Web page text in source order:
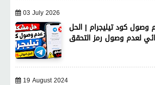
03 July 2026
كود تيليجرام | الحل
19 August 2024